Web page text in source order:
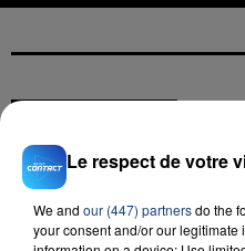
Le respect de votre
We and our (447) partnersdo the
your consent and/or our legitimate